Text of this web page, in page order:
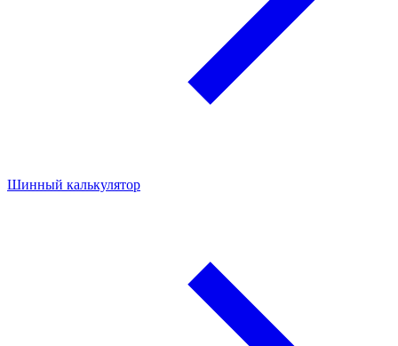
Шинный калькулятор